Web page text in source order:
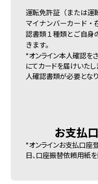
運転免許証（または運
マイナンバーカード・
認書類１種類とご自身
きます。
*オンライン本人確認を
にてカードを届けいた
人確認書類が必要となり
お支払
*オンラインお支払口座
日、口座振替依頼用紙を